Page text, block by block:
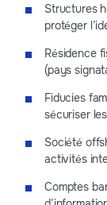
Structures
protéger
Résidence
(pays
Fiducies
sécuriser
Société
activités
Comptes